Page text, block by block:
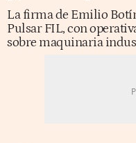
La firma de Emilio
Pulsar FIL, con
sobre maquinaria